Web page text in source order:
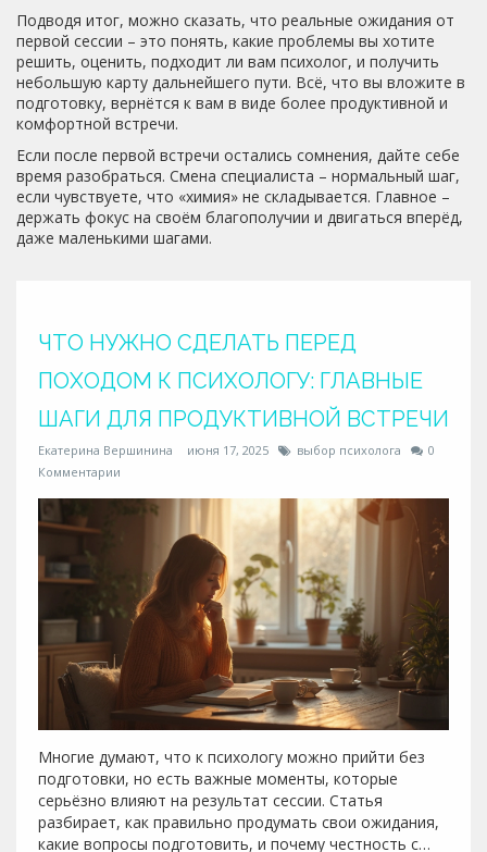
Подводя итог, можно сказать, что реальные ожидания от
первой сессии – это понять, какие проблемы вы хотите
решить, оценить, подходит ли вам психолог, и получить
небольшую карту дальнейшего пути. Всё, что вы вложите в
подготовку, вернётся к вам в виде более продуктивной и
комфортной встречи.
Если после первой встречи остались сомнения, дайте себе
время разобраться. Смена специалиста – нормальный шаг,
если чувствуете, что «химия» не складывается. Главное –
держать фокус на своём благополучии и двигаться вперёд,
даже маленькими шагами.
ЧТО НУЖНО СДЕЛАТЬ ПЕРЕД
ПОХОДОМ К ПСИХОЛОГУ: ГЛАВНЫЕ
ШАГИ ДЛЯ ПРОДУКТИВНОЙ ВСТРЕЧИ
Екатерина Вершинина июня 17, 2025 выбор психолога
0
Комментарии
Многие думают, что к психологу можно прийти без
подготовки, но есть важные моменты, которые
серьёзно влияют на результат сессии. Статья
разбирает, как правильно продумать свои ожидания,
какие вопросы подготовить, и почему честность с